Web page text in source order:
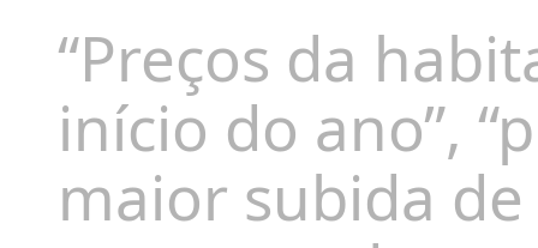
“Preços da
início do ano”,
maior subida